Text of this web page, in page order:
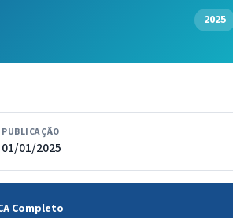
2025
PUBLICAÇÃO
01/01/2025
Completo